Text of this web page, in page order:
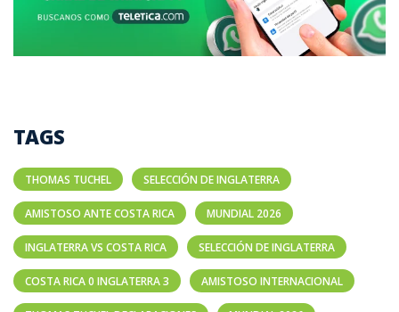
TAGS
THOMAS TUCHEL SELECCIÓN DE INGLATERRA
AMISTOSO ANTE COSTA RICA MUNDIAL 2026
INGLATERRA VS COSTA RICA SELECCIÓN DE INGLATERRA
COSTA RICA 0 INGLATERRA 3 AMISTOSO INTERNACIONAL